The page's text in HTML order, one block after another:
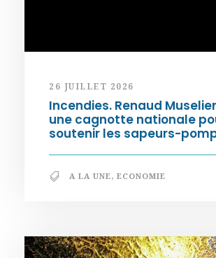
26 JUILLET 2026
Incendies. Renaud
une cagnotte nationale
soutenir les sapeurs-
A LA UNE, ECONOMIE